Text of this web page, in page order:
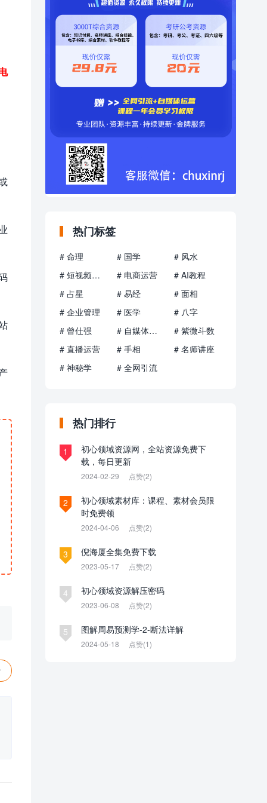
热门标签
# 命理 # 国学
# 风水
# 短视频运营
# 电商运营
# AI教程
# 占星
# 易经
# 面相
# 企业管理
# 医学
# 八字
# 曾仕强
# 自媒体运营
# 紫微斗数
# 直播运营
# 手相
# 名师讲座
# 神秘学
# 全网引流
热门排行
1
初心领域资源网，全站资源免费下
载，每日更新
2024-02-29 点赞(2)
2
初心领域素材库：课程、素材会员限
时免费领
2024-04-06 点赞(2)
3 倪海厦全集免费下载
2023-05-17 点赞(2)
4 初心领域资源解压密码
2023-06-08 点赞(2)
5 图解周易预测学-2-断法详解
2024-05-18 点赞(1)